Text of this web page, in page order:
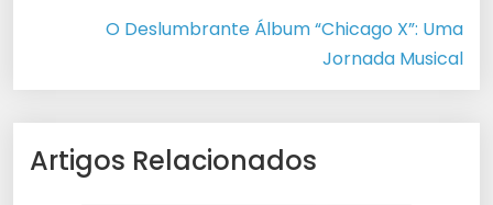
O Deslumbrante Álbum “Chicago X”: Uma
Jornada Musical
Artigos Relacionados